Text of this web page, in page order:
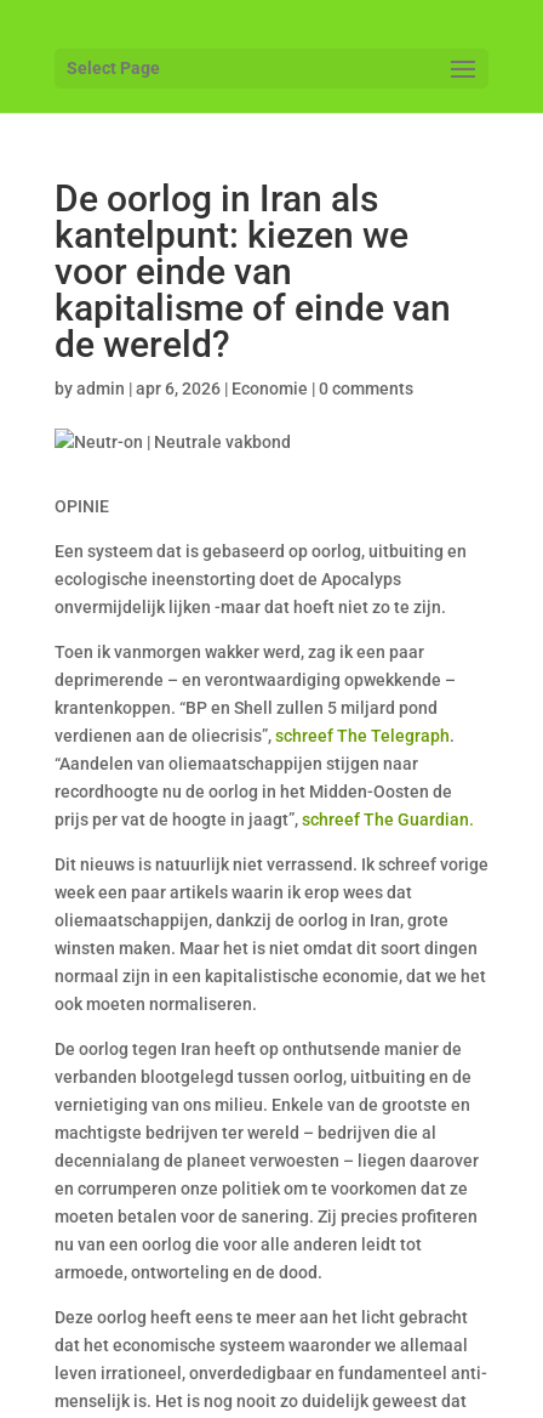
Select Page
De oorlog in Iran als
kantelpunt: kiezen we
voor einde van
kapitalisme of einde van
de wereld?
byadmin |apr 6, 2026| Economie |0 comments
OPINIE
Een systeem dat is gebaseerd op oorlog, uitbuiting en
ecologische ineenstorting doet de Apocalyps
onvermijdelijk lijken -maar dat hoeft niet zo te zijn.
Toen ik vanmorgen wakker werd, zag ik een paar
deprimerende – en verontwaardiging opwekkende –
krantenkoppen. “BP en Shell zullen 5 miljard pond
verdienen aan de oliecrisis”,schreef The Telegraph.
“Aandelen van oliemaatschappijen stijgen naar
recordhoogte nu de oorlog in het Midden-Oosten de
prijs per vat de hoogte in jaagt”,schreef The Guardian.
Dit nieuws is natuurlijk niet verrassend. Ik schreef vorige
week een paar artikels waarin ik erop wees dat
oliemaatschappijen, dankzij de oorlog in Iran, grote
winsten maken. Maar het is niet omdat dit soort dingen
normaal zijn in een kapitalistische economie, dat we het
ook moeten normaliseren.
De oorlog tegen Iran heeft op onthutsende manier de
verbanden blootgelegd tussen oorlog, uitbuiting en de
vernietiging van ons milieu. Enkele van de grootste en
machtigste bedrijven ter wereld – bedrijven die al
decennialang de planeet verwoesten – liegen daarover
en corrumperen onze politiek om te voorkomen dat ze
moeten betalen voor de sanering. Zij precies profiteren
nu van een oorlog die voor alle anderen leidt tot
armoede, ontworteling en de dood.
Deze oorlog heeft eens te meer aan het licht gebracht
dat het economische systeem waaronder we allemaal
leven irrationeel, onverdedigbaar en fundamenteel anti-
menselijk is. Het is nog nooit zo duidelijk geweest dat